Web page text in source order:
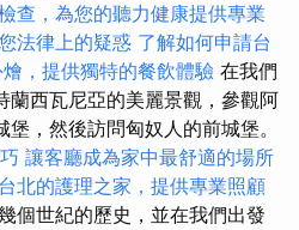
查，為您的聽力健康提供專業
法律上的疑惑 了解如何申請台
，提供獨特的餐飲體驗 在我們
蘭西瓦尼亞的美麗景觀，參觀阿
，然後訪問匈奴人的前城堡。
讓客廳成為家中最舒適的場所
台北的護理之家，提供專業照顧
個世紀的歷史，並在我們出發